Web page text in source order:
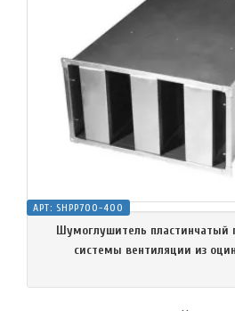
АРТ: SHPP700-400
Шумоглушитель пластинчатый
системы вентиляции из